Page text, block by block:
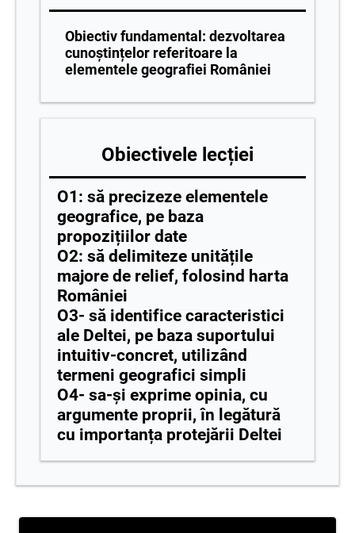
Obiectiv fundamental: dezvoltarea
cunoștințelor referitoare la
elementele geografiei României
Obiectivele lecției
O1: să precizeze elementele
geografice, pe baza
propozițiilor date
O2: să delimiteze unitățile
majore de relief, folosind harta
României
O3- să identifice caracteristici
ale Deltei, pe baza suportului
intuitiv-concret, utilizând
termeni geografici simpli
O4- sa-și exprime opinia, cu
argumente proprii, în legătură
cu importanța protejării Deltei